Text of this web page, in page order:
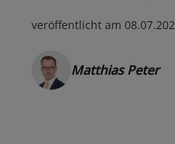
veröffentlicht am
Matthias Peter